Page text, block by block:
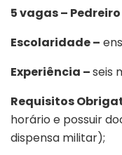
5 vagas – Pedreiro
Escolaridade –
Experiência –seis
Requisitos
horário e possuir
dispensa militar);